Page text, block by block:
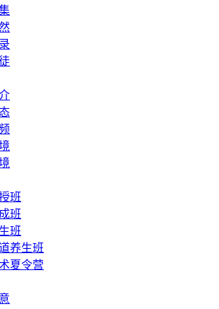
班
班
班
养生班
夏令营